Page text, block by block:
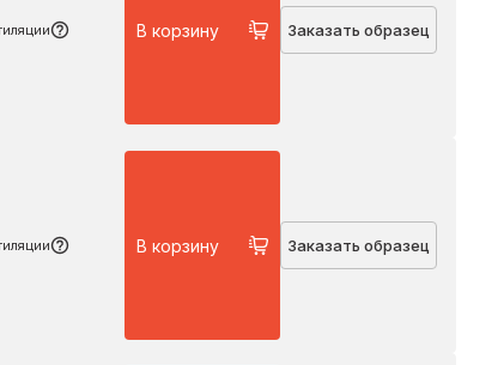
В корзину Заказать образец
В корзину Заказать образец